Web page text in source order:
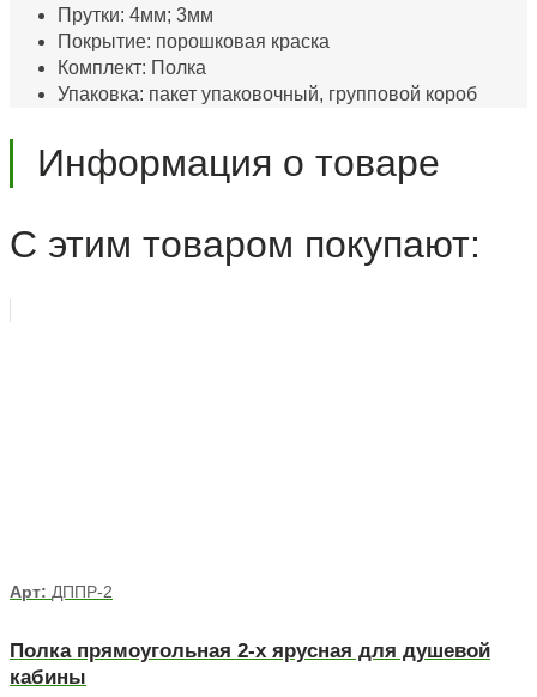
Прутки: 4мм; 3мм
Покрытие: порошковая краска
Комплект: Полка
Упаковка: пакет упаковочный, групповой короб
Информация о товаре
С этим товаром покупают:
Арт: ДППР-2
Полка прямоугольная 2-х ярусная для душевой
кабины